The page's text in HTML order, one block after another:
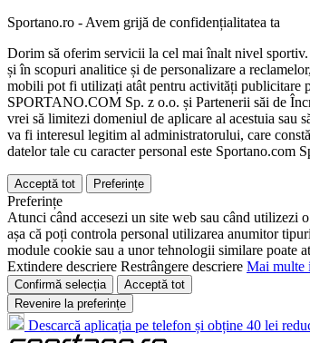
Sportano.ro - Avem grijă de confidențialitatea ta
Dorim să oferim servicii la cel mai înalt nivel
și în scopuri analitice și de personalizare a
mobili pot fi utilizați atât pentru activități publicitare
SPORTANO.COM Sp. z o.o. și Partenerii săi de
vrei să limitezi domeniul de aplicare al acestuia sau
va fi interesul legitim al administratorului, care
datelor tale cu caracter personal este Sportano.com
Acceptă tot Preferințe
Preferințe
Atunci când accesezi un site web sau când utilizezi
așa că poți controla personal utilizarea anumitor
module cookie sau a unor tehnologii similare poate
Extindere descriere Restrângere descriere Mai multe
Confirmă selecția
Acceptă tot
Revenire la preferințe
Descarcă aplicația pe telefon și obține 40 lei